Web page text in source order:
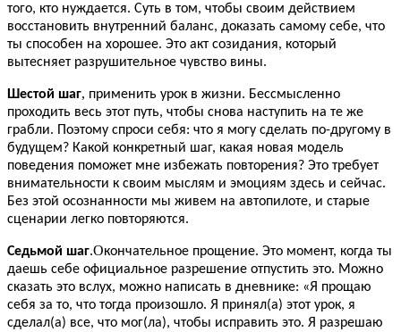
того, кто нуждается. Суть в том, чтобы своим действием
восстановить внутренний баланс, доказать самому себе, что
ты способен на хорошее. Это акт созидания, который
вытесняет разрушительное чувство вины.
Шестой шаг, применить урок в жизни. Бессмысленно
проходить весь этот путь, чтобы снова наступить на те же
грабли. Поэтому спроси себя: что я могу сделать по-другому в
будущем? Какой конкретный шаг, какая новая модель
поведения поможет мне избежать повторения? Это требует
внимательности к своим мыслям и эмоциям здесь и сейчас.
Без этой осознанности мы живем на автопилоте, и старые
сценарии легко повторяются.
Седьмой шаг.Окончательное прощение. Это момент, когда ты
даешь себе официальное разрешение отпустить это. Можно
сказать это вслух, можно написать в дневнике: «Я прощаю
себя за то, что тогда произошло. Я принял(а) этот урок, я
сделал(а) все, что мог(ла), чтобы исправить это. Я разрешаю